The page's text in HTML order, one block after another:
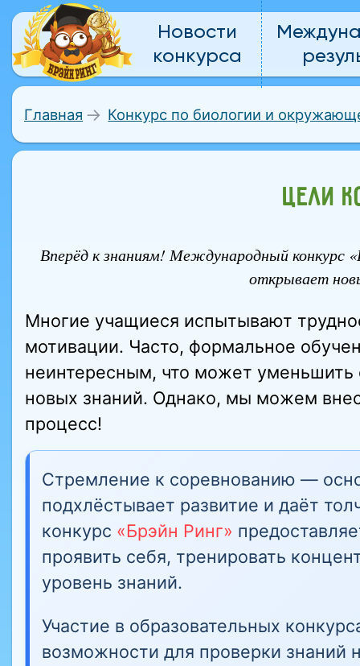
Новости
конкурса
Главная Конкурс по биологии и
ЦЕЛИ
Вперёд к знаниям! Международный конкурс
открывает
Многие учащиеся испытывают
мотивации. Часто, формальное
неинтересным, что может
новых знаний. Однако, мы можем
процесс!
Стремление к соревнованию —
подхлёстывает развитие и даёт
конкурс «Брэйн Ринг»
проявить себя, тренировать
уровень знаний.
Участие в образовательных
возможности для проверки знаний